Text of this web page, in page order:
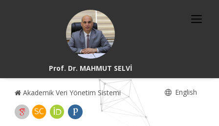
Prof. Dr. MAHMUT SELVİ
Akademik Veri Yönetim Sistemi English